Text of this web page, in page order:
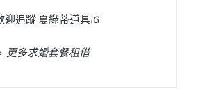
迎追蹤 夏綠蒂道具IG
更多求婚套餐租借